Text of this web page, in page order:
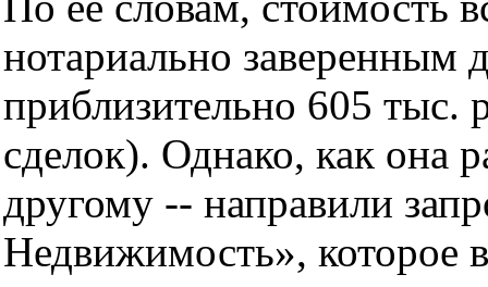
нотариально заверенным
приблизительно 605 тыс.
сделок). Однако, как она
другому -- направили
Недвижимость», которое